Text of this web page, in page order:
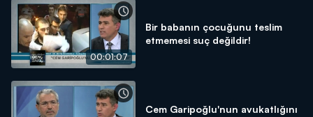
00:01:07
Bir babanın çocuğunu teslim
etmemesi suç değildir!
Cem Garipoğlu'nun avukatlığını